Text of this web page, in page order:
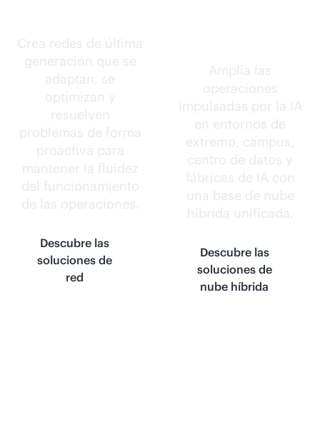
Crea redes de última
generación que se
adaptan, se
optimizan y
resuelven
problemas de forma
proactiva para
mantener la fluidez
del funcionamiento
de las operaciones.
Descubre las
soluciones de
red
Amplía las
operaciones
impulsadas por la IA
en entornos de
extremo, campus,
centro de datos y
fábricas de IA con
una base de nube
híbrida unificada.
Descubre las
soluciones de
nube híbrida